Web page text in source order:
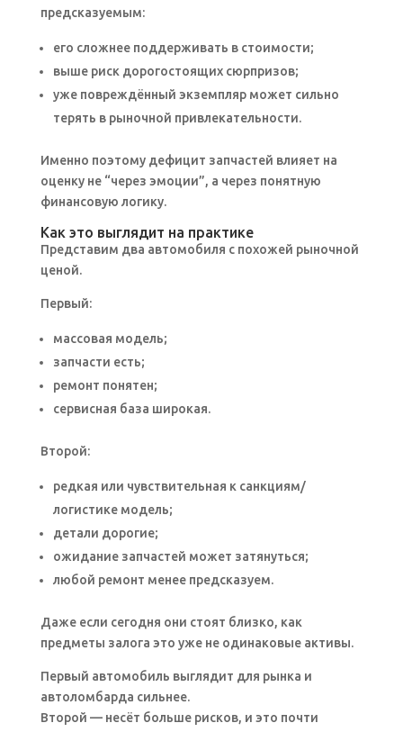
предсказуемым:
его сложнее поддерживать в стоимости;
выше риск дорогостоящих сюрпризов;
уже повреждённый экземпляр может сильно
терять в рыночной привлекательности.
Именно поэтому дефицит запчастей влияет на
оценку не “через эмоции”, а через понятную
финансовую логику.
Как это выглядит на практике
Представим два автомобиля с похожей рыночной
ценой.
Первый:
массовая модель;
запчасти есть;
ремонт понятен;
сервисная база широкая.
Второй:
редкая или чувствительная к санкциям/
логистике модель;
детали дорогие;
ожидание запчастей может затянуться;
любой ремонт менее предсказуем.
Даже если сегодня они стоят близко, как
предметы залога это уже не одинаковые активы.
Первый автомобиль выглядит для рынка и
автоломбарда сильнее.
Второй — несёт больше рисков, и это почти